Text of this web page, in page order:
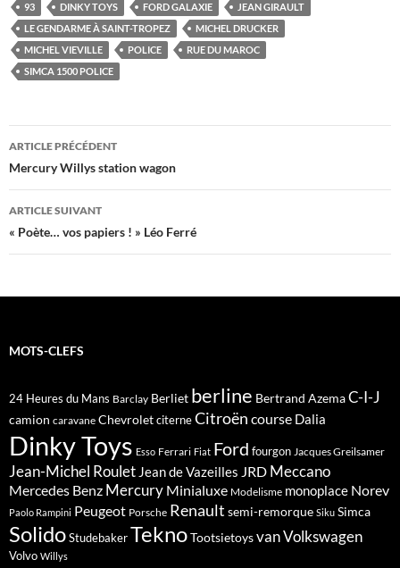
93 DINKY TOYS FORD GALAXIE
JEAN GIRAULT
LE GENDARME À SAINT-TROPEZ
MICHEL DRUCKER
MICHEL VIEVILLE
POLICE
RUE DU MAROC
SIMCA 1500 POLICE
Navigation
des
articles
ARTICLE PRÉCÉDENT
Mercury Willys station wagon
ARTICLE SUIVANT
« Poète… vos papiers ! » Léo Ferré
MOTS-CLEFS
24 Heures du Mans Barclay Berliet berline Bertrand AzemaC-I-J
camion caravane ChevroletciterneCitroën course Dalia
Dinky Toys Esso Ferrari Fiat Ford fourgon Jacques Greilsamer
Jean-Michel Roulet Jean de Vazeilles JRD Meccano
Mercedes Benz Mercury Minialuxe Modelisme monoplace Norev
Paolo Rampini Peugeot Porsche Renault semi-remorque Siku Simca
SolidoStudebakerTeknoTootsietoysvanVolkswagen
Volvo Willys